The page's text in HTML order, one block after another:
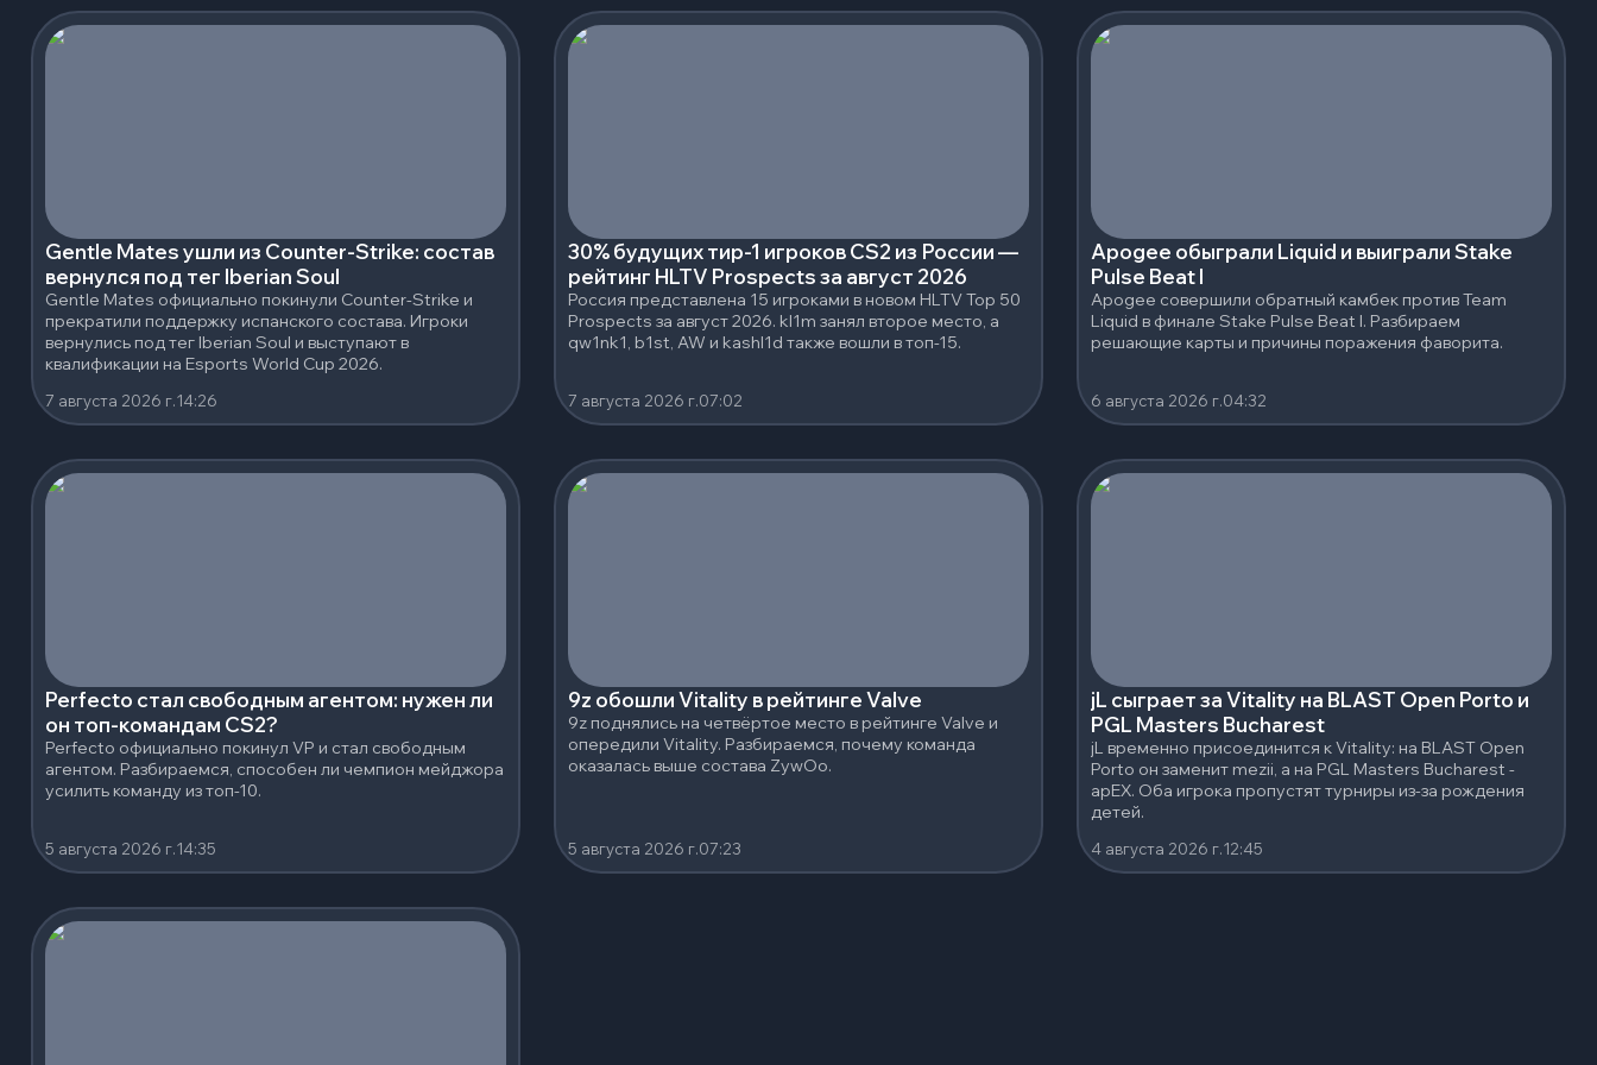
Gentle Mates ушли из Counter-Strike: состав
вернулся под тег Iberian Soul
Gentle Mates официально покинули Counter-Strike и
прекратили поддержку испанского состава. Игроки
вернулись под тег Iberian Soul и выступают в
квалификации на Esports World Cup 2026.
7 августа 2026 г.14:26
30% будущих тир-1 игроков CS2 из России —
рейтинг HLTV Prospects за август 2026
Россия представлена 15 игроками в новом HLTV Top 50
Prospects за август 2026. kl1m занял второе место, а
qw1nk1, b1st, AW и kashl1d также вошли в топ-15.
7 августа 2026 г.07:02
Apogee обыграли Liquid и выиграли Stake
Pulse Beat I
Apogee совершили обратный камбек против Team
Liquid в финале Stake Pulse Beat I. Разбираем
решающие карты и причины поражения фаворита.
6 августа 2026 г.04:32
Perfecto стал свободным агентом: нужен ли
он топ-командам CS2?
Perfecto официально покинул VP и стал свободным
агентом. Разбираемся, способен ли чемпион мейджора
усилить команду из топ-10.
5 августа 2026 г.14:35
9z обошли Vitality в рейтинге Valve
9z поднялись на четвёртое место в рейтинге Valve и
опередили Vitality. Разбираемся, почему команда
оказалась выше состава ZywOo.
5 августа 2026 г.07:23
jL сыграет за Vitality на BLAST Open Porto и
PGL Masters Bucharest
jL временно присоединится к Vitality: на BLAST Open
Porto он заменит mezii, а на PGL Masters Bucharest -
apEX. Оба игрока пропустят турниры из-за рождения
детей.
4 августа 2026 г.12:45